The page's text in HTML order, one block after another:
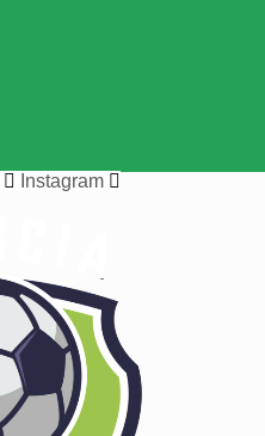
Instagram